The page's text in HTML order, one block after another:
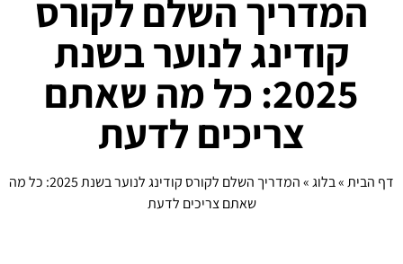
המדריך השלם לקורס
קודינג לנוער בשנת
2025: כל מה שאתם
צריכים לדעת
דף הבית»בלוג»
המדריך השלם לקורס קודינג לנוער בשנת 2025: כל מה
שאתם צריכים לדעת